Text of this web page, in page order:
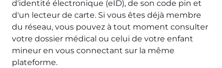
d'identité électronique (eID), de son code pin et
d'un lecteur de carte. Si vous êtes déjà membre
du réseau, vous pouvez à tout moment consulter
votre dossier médical ou celui de votre enfant
mineur en vous connectant sur la même
plateforme.